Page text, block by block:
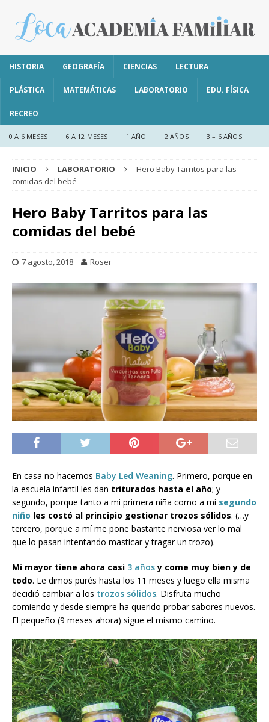
HISTORIA GEOGRAFÍA CIENCIAS LECTURA
PLÁSTICA MATEMÁTICAS LABORATORIO EDU. FÍSICA
RECREO
0 A 6 MESES 6 A 12 MESES 1 AÑO 2 AÑOS 3 – 6 AÑOS
INICIO LABORATORIO
Hero Baby Tarritos para las
comidas del bebé
Hero Baby Tarritos para las
comidas del bebé
7 agosto, 2018 Roser
En casa no hacemos Baby Led Weaning. Primero, porque en
la escuela infantil les dan triturados hasta el año; y
segundo, porque tanto a mi primera niña como a mi segundo
niño les costó al principio gestionar trozos sólidos. (…y
tercero, porque a mí me pone bastante nerviosa ver lo mal
que lo pasan intentando masticar y tragar un trozo).
Mi mayor tiene ahora casi 3 añosy come muy bien y de
todo. Le dimos purés hasta los 11 meses y luego ella misma
decidió cambiar a los trozos sólidos. Disfruta mucho
comiendo y desde siempre ha querido probar sabores nuevos.
El pequeño (9 meses ahora) sigue el mismo camino.